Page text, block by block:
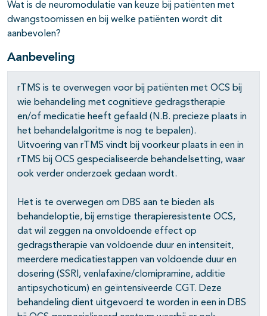
open- en dichtklappen
open- en dichtklappen
Wat is de neuromodulatie van keuze bij patiënten met
dwangstoornissen en bij welke patiënten wordt dit
aanbevolen?
Aanbeveling
rTMS is te overwegen voor bij patiënten met OCS bij
wie behandeling met cognitieve gedragstherapie
en/of medicatie heeft gefaald (N.B. precieze plaats in
het behandelalgoritme is nog te bepalen).
Uitvoering van rTMS vindt bij voorkeur plaats in een in
rTMS bij OCS gespecialiseerde behandelsetting, waar
ook verder onderzoek gedaan wordt.
Het is te overwegen om DBS aan te bieden als
behandeloptie, bij ernstige therapieresistente OCS,
dat wil zeggen na onvoldoende effect op
gedragstherapie van voldoende duur en intensiteit,
meerdere medicatiestappen van voldoende duur en
dosering (SSRI, venlafaxine/clomipramine, additie
antipsychoticum) en geïntensiveerde CGT. Deze
behandeling dient uitgevoerd te worden in een in DBS